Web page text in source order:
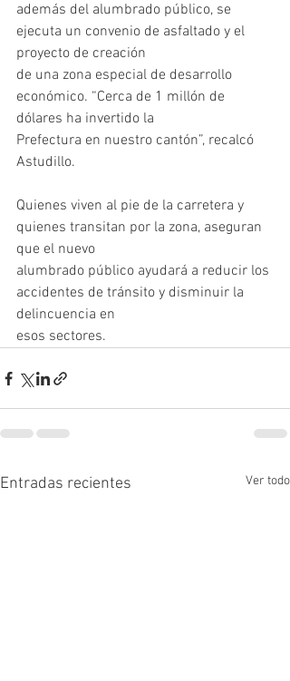
además del alumbrado público, se
ejecuta un convenio de asfaltado y el
proyecto de creación
de una zona especial de desarrollo
económico. “Cerca de 1 millón de
dólares ha invertido la
Prefectura en nuestro cantón”, recalcó
Astudillo.
Quienes viven al pie de la carretera y
quienes transitan por la zona, aseguran
que el nuevo
alumbrado público ayudará a reducir los
accidentes de tránsito y disminuir la
delincuencia en
esos sectores.
Entradas recientes Ver todo